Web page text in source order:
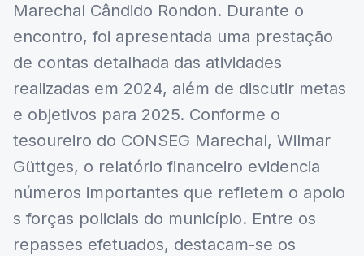
Marechal Cândido Rondon. Durante o
encontro, foi apresentada uma prestação
de contas detalhada das atividades
realizadas em 2024, além de discutir metas
e objetivos para 2025. Conforme o
tesoureiro do CONSEG Marechal, Wilmar
Güttges, o relatório financeiro evidencia
números importantes que refletem o apoio
s forças policiais do município. Entre os
repasses efetuados, destacam-se os